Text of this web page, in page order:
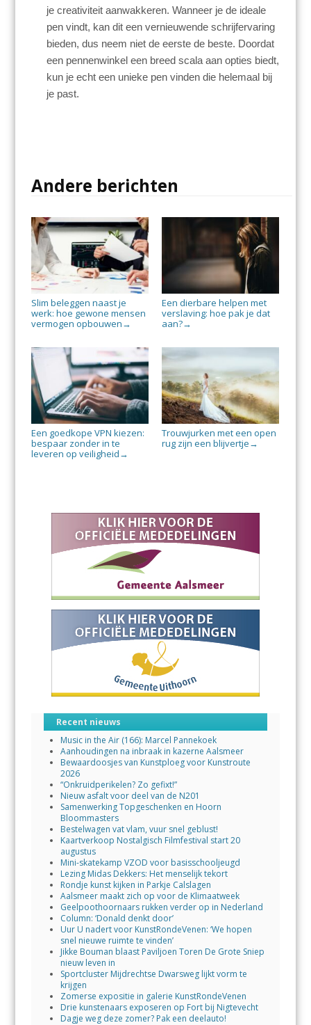
je creativiteit aanwakkeren. Wanneer je de ideale
pen vindt, kan dit een vernieuwende schrijfervaring
bieden, dus neem niet de eerste de beste. Doordat
een pennenwinkel een breed scala aan opties biedt,
kun je echt een unieke pen vinden die helemaal bij
je past.
Andere berichten
Slim beleggen naast je
werk: hoe gewone mensen
vermogen opbouwen →
Een dierbare helpen met
verslaving: hoe pak je dat
aan?→
Een goedkope VPN kiezen:
bespaar zonder in te
leveren op veiligheid →
Trouwjurken met een open
rug zijn een blijvertje →
Recent nieuws
Music in the Air (166): Marcel Pannekoek
Aanhoudingen na inbraak in kazerne Aalsmeer
Bewaardoosjes van Kunstploeg voor Kunstroute
2026
“Onkruidperikelen? Zo gefixt!”
Nieuw asfalt voor deel van de N201
Samenwerking Topgeschenken en Hoorn
Bloommasters
Bestelwagen vat vlam, vuur snel geblust!
Kaartverkoop Nostalgisch Filmfestival start 20
augustus
Mini-skatekamp VZOD voor basisschooljeugd
Lezing Midas Dekkers: Het menselijk tekort
Rondje kunst kijken in Parkje Calslagen
Aalsmeer maakt zich op voor de Klimaatweek
Geelpoothoornaars rukken verder op in Nederland
Column: ‘Donald denkt door’
Uur U nadert voor KunstRondeVenen: ‘We hopen
snel nieuwe ruimte te vinden’
Jikke Bouman blaast Paviljoen Toren De Grote Sniep
nieuw leven in
Sportcluster Mijdrechtse Dwarsweg lijkt vorm te
krijgen
Zomerse expositie in galerie KunstRondeVenen
Drie kunstenaars exposeren op Fort bij Nigtevecht
Dagje weg deze zomer? Pak een deelauto!